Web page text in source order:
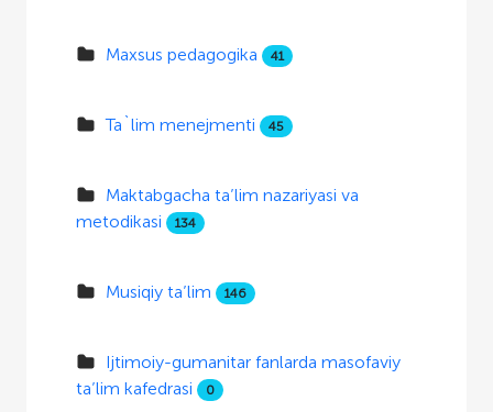
Maxsus pedagogika 41
Ta`lim menejmenti 45
Maktabgacha ta’lim nazariyasi va
metodikasi
134
Musiqiy ta’lim 146
Ijtimoiy-gumanitar fanlarda masofaviy
ta’lim kafedrasi
0